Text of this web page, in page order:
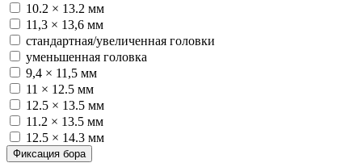
10.2 × 13.2 мм
11,3 × 13,6 мм
стандартная/увеличенная головки
уменьшенная головка
9,4 × 11,5 мм
11 × 12.5 мм
12.5 × 13.5 мм
11.2 × 13.5 мм
12.5 × 14.3 мм
Фиксация бора